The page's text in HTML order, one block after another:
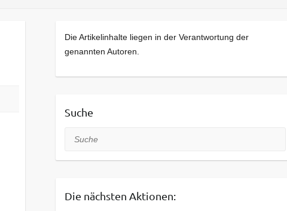
Die Artikelinhalte liegen in der Verantwortung der
genannten Autoren.
Suche
Suche
Die nächsten Aktionen: